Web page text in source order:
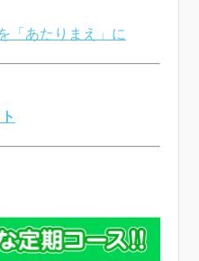
「あたりまえ」に